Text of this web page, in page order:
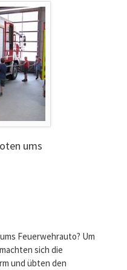
ums
Feuerwehrauto? Um
sich die
und übten den